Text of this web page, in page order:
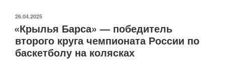
ОПУБЛИКОВАНО
26.04.2025
«Крылья Барса» — победитель
второго круга чемпионата России по
баскетболу на колясках